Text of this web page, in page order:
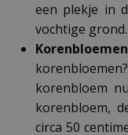
een plekje in
vochtige grond.
Korenbloemen
korenbloem
korenbloem,
circa 50